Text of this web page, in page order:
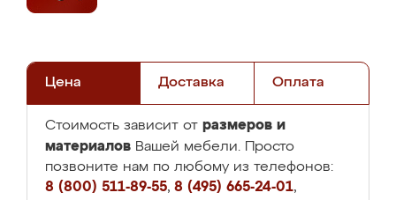
Цена Доставка Оплата
Стоимость зависит от размеров и
материалов Вашей мебели. Просто
позвоните нам по любому из телефонов:
8 (800) 511-89-55, 8 (495) 665-24-01,